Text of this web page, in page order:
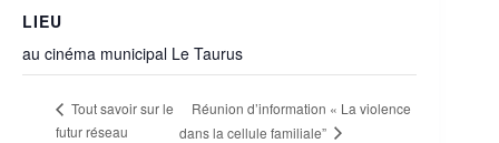
LIEU
au cinéma municipal Le Taurus
Tout savoir sur le
futur réseau
Réunion d’information « La violence
dans la cellule familiale”